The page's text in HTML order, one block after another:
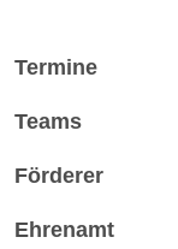
Termine
Teams
Förderer
Ehrenamt